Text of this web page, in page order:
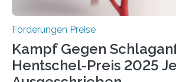
Förderungen Preise
Kampf Gegen
Hentschel-Preis 2025